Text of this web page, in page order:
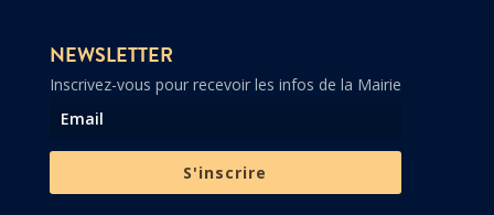
NEWSLETTER
Inscrivez-vous pour recevoir les infos de la Mairie
S'inscrire